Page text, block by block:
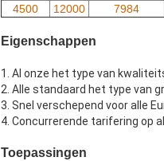
4500
12000 7984
Eigenschappen
1. Al onze het type van
2. Alle standaard het type van
3. Snel verschepend voor alle
4. Concurrerende tarifering op
Toepassingen